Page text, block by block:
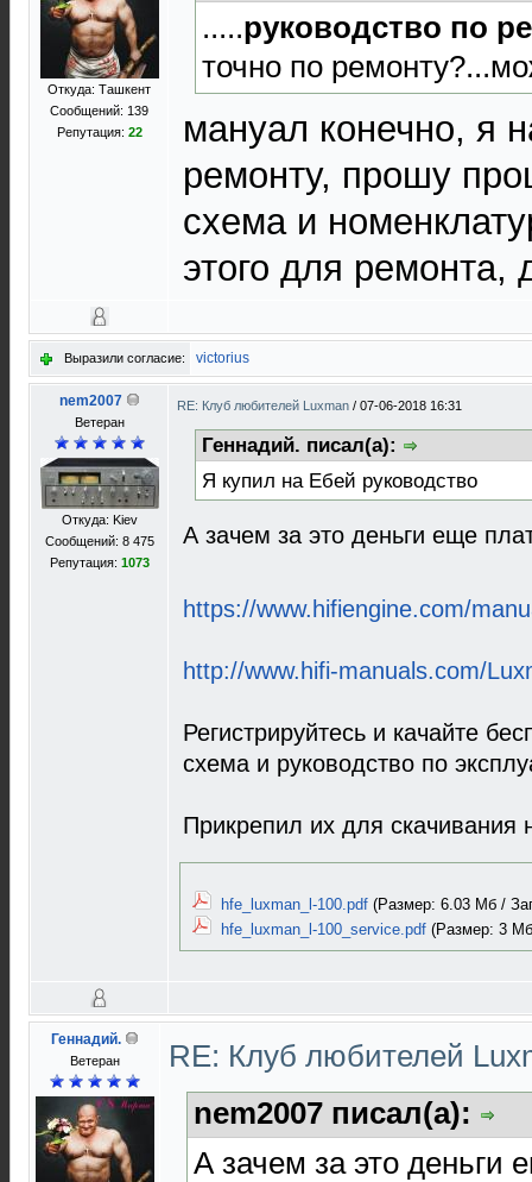
Откуда: Ташкент
Сообщений: 139
Репутация: 22
.....руководство по
точно по
мануал конечно, я
ремонту, прошу
схема и
этого для ремонта,
Выразили согласие: victorius
nem2007
Ветеран
Откуда: Kiev
Сообщений: 8 475
Репутация: 1073
RE: Клуб любителей Luxman / 07-06-2018 16:31
Геннадий. писал(а):
Я купил на Ебей руководство
А зачем за это деньги еще
https://www.hifiengine.com/
http://www.hifi-manuals.com/
Регистрируйтесь и качайте
схема и руководство по
Прикрепил их для
hfe_luxman_l-100.pdf(Размер: 6.03 Мб /
hfe_luxman_l-100_service.pdf(Размер: 3 Мб
Геннадий.
Ветеран
RE: Клуб любителей
nem2007 писал(а):
А зачем за это деньги